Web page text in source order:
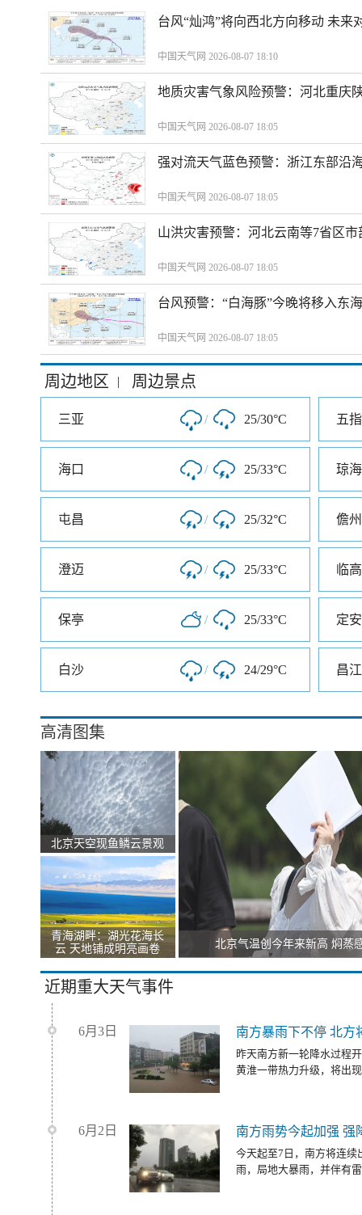
台风“灿鸿”将向西北方向移动 未来
中国天气网 2026-08-07 18:10
地质灾害气象风险预警：河北重庆
中国天气网 2026-08-07 18:05
强对流天气蓝色预警：浙江东部沿
中国天气网 2026-08-07 18:05
山洪灾害预警：河北云南等7省区
中国天气网 2026-08-07 18:05
台风预警：“白海豚”今晚将移入东
中国天气网 2026-08-07 18:05
周边地区 | 周边景点
三亚 / 25/30°C 五
海口 / 25/33°C 琼海
屯昌 / 25/32°C 儋州
澄迈 / 25/33°C 临高
保亭 / 25/33°C 定安
白沙 / 24/29°C 昌江
高清图集
北京天空现鱼鳞云景观
青海湖畔：湖光花海长
云 天地铺成明亮画卷
北京气温创今年来新高 焖蒸
近期重大天气事件
6月3日 南方暴雨下不停 北方
昨天南方新一轮降水过程
黄淮一带热力升级，将出
6月2日 南方雨势今起加强 强
今天起至7日，南方将连续
雨，局地大暴雨，并伴有